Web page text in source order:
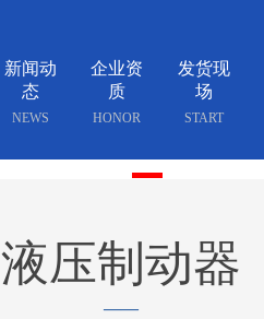
新闻动
态
NEWS
企业资
质
HONOR
发货现
场
START
液压制动器
——